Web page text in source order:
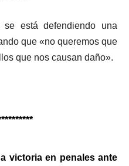
está defendiendo una
que «no queremos que
que nos causan daño».
victoria en penales ante